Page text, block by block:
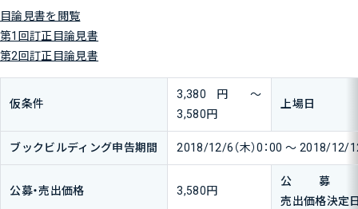
目論見書を閲覧
第1回訂正目論見書
第2回訂正目論見書
仮条件
3,380円 ～
3,580円
上場日
ブックビルディング申告期間 2018/12/6（木）0：00 ～ 2018/12/12
公募・売出価格 3,580円
公募
売出価格決定